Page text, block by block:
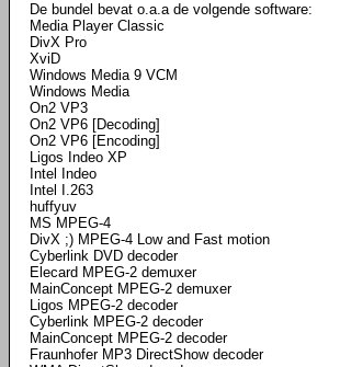
De bundel bevat o.a.a de volgende software:
Media Player Classic
DivX Pro
XviD
Windows Media 9 VCM
Windows Media
On2 VP3
On2 VP6 [Decoding]
On2 VP6 [Encoding]
Ligos Indeo XP
Intel Indeo
Intel I.263
huffyuv
MS MPEG-4
DivX ;) MPEG-4 Low and Fast motion
Cyberlink DVD decoder
Elecard MPEG-2 demuxer
MainConcept MPEG-2 demuxer
Ligos MPEG-2 decoder
Cyberlink MPEG-2 decoder
MainConcept MPEG-2 decoder
Fraunhofer MP3 DirectShow decoder